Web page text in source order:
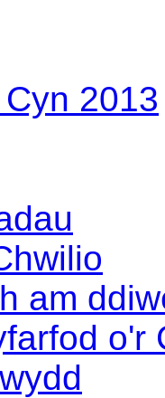
2013
am
o'r